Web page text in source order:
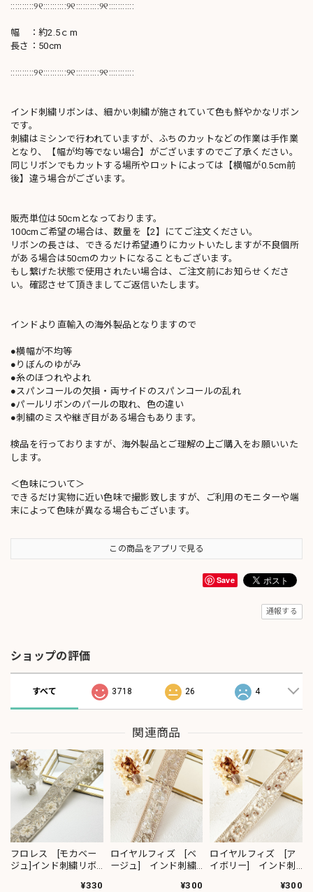
::::::::::୨୧::::::::::୨୧::::::::::୨୧:::::::::::
幅 ：約2.5ｃm
長さ：50cm
::::::::::୨୧::::::::::୨୧::::::::::୨୧:::::::::::
インド刺繍リボンは、細かい刺繍が施されていて色も鮮やかなリボン
です。
刺繍はミシンで行われていますが、ふちのカットなどの作業は手作業
となり、【幅が均等でない場合】がございますのでご了承ください。
同じリボンでもカットする場所やロットによっては【横幅が0.5cm前
後】違う場合がございます。
販売単位は50cmとなっております。
100cmご希望の場合は、数量を【2】にてご注文ください。
リボンの長さは、できるだけ希望通りにカットいたしますが不良個所
がある場合は50cmのカットになることもございます。
もし繋げた状態で使用されたい場合は、ご注文前にお知らせくださ
い。確認させて頂きましてご返信いたします。
インドより直輸入の海外製品となりますので
●横幅が不均等
●りぼんのゆがみ
●糸のほつれやよれ
●スパンコールの欠損・両サイドのスパンコールの乱れ
●パールリボンのパールの取れ、色の違い
●刺繍のミスや継ぎ目がある場合もあります。
検品を行っておりますが、海外製品とご理解の上ご購入をお願いいた
します。
＜色味について＞
できるだけ実物に近い色味で撮影致しますが、ご利用のモニターや端
末によって色味が異なる場合もございます。
この商品をアプリで見る
Save
通報する
ショップの評価
すべて 3718 26 4
関連商品
フロレス [モカベー
ジュ]インド刺繍リボ
¥330
ロイヤルフィズ [ベ
ージュ] インド刺繍
¥300
ロイヤルフィズ [ア
イボリー] インド刺
¥300